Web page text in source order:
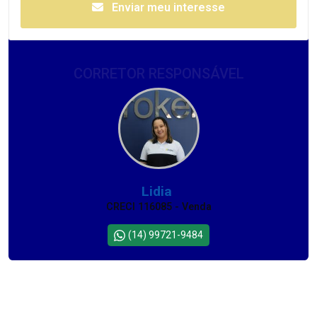
Enviar meu interesse
Lidia
CRECI 116085 - Venda
(14) 99721-9484